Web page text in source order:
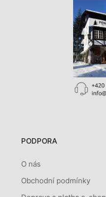
PODPORA
O nás
Obchodní podmínky